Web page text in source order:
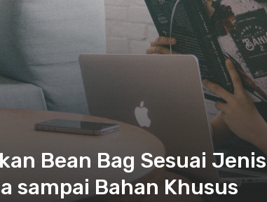
Bean Bag Sesuai Jenis
sampai Bahan Khusus